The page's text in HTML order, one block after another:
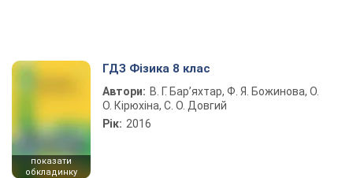
показати
обкладинку
ГДЗ Фізика 8 клас
Автори: В. Г. Бар’яхтар, Ф. Я. Божинова, О.
О. Кірюхіна, С. О. Довгий
Рік: 2016